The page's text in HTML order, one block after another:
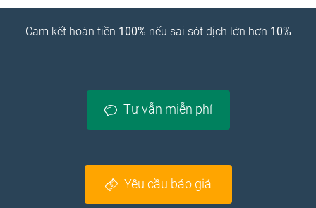
Cam kết hoàn tiền 100% nếu sai sót dịch lớn hơn 10%
Tư vẫn miễn phí
Yêu cầu báo giá